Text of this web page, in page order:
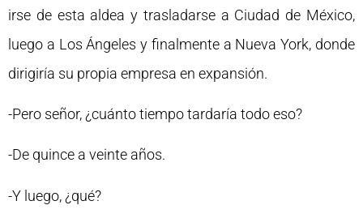
irse de esta aldea y trasladarse a Ciudad de México,
luego a Los Ángeles y finalmente a Nueva York, donde
dirigiría su propia empresa en expansión.
-Pero señor, ¿cuánto tiempo tardaría todo eso?
-De quince a veinte años.
-Y luego, ¿qué?